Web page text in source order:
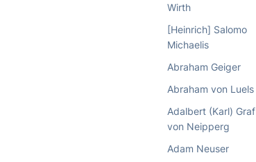
Wirth
[Heinrich] Salomo
Michaelis
Abraham Geiger
Abraham von Luels
Adalbert (Karl) Graf
von Neipperg
Adam Neuser